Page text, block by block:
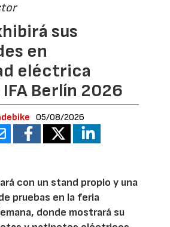
sus
en
eléctrica
Berlín 2026
05/08/2026
con un stand propio y una
pruebas en la feria
donde mostrará su